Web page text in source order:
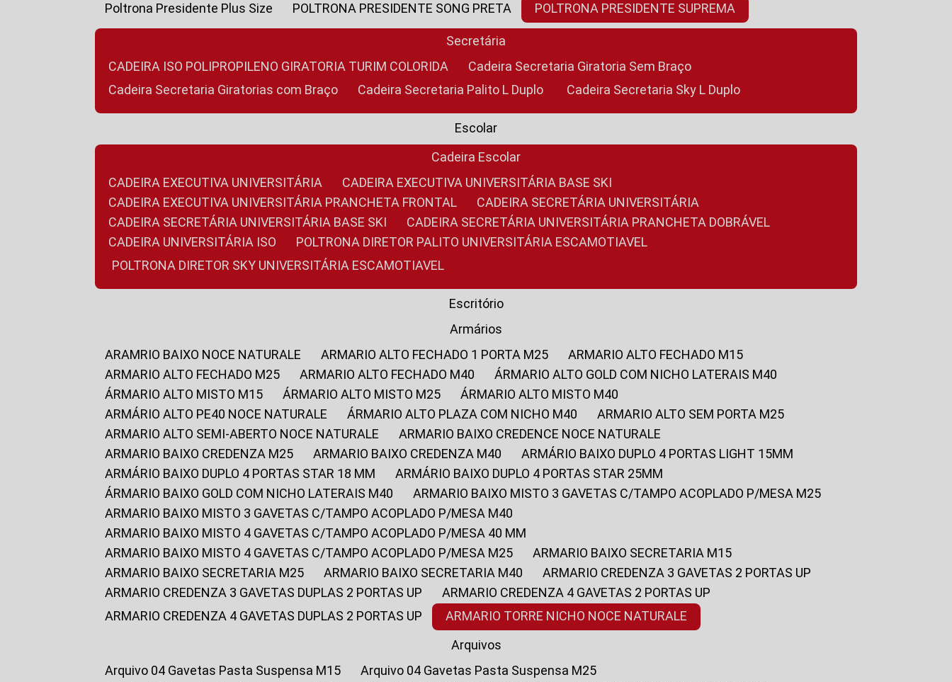
Poltrona Presidente Plus Size
POLTRONA PRESIDENTE SONG PRETA POLTRONA PRESIDENTE SUPREMA
Secretária
CADEIRA ISO POLIPROPILENO GIRATORIA TURIM COLORIDA
Cadeira Secretaria Giratoria Sem Braço
Cadeira Secretaria Giratorias com Braço
Cadeira Secretaria Palito L Duplo Cadeira Secretaria Sky L Duplo
Escolar
Cadeira Escolar
CADEIRA EXECUTIVA UNIVERSITÁRIA
CADEIRA EXECUTIVA UNIVERSITÁRIA BASE SKI
CADEIRA EXECUTIVA UNIVERSITÁRIA PRANCHETA FRONTAL
CADEIRA SECRETÁRIA UNIVERSITÁRIA
CADEIRA SECRETÁRIA UNIVERSITÁRIA BASE SKI
CADEIRA SECRETÁRIA UNIVERSITÁRIA PRANCHETA DOBRÁVEL
CADEIRA UNIVERSITÁRIA ISO
POLTRONA DIRETOR PALITO UNIVERSITÁRIA ESCAMOTIAVEL
POLTRONA DIRETOR SKY UNIVERSITÁRIA ESCAMOTIAVEL
Escritório
Armários
ARAMRIO BAIXO NOCE NATURALE
ARMARIO ALTO FECHADO 1 PORTA M25
ARMARIO ALTO FECHADO M15
ARMARIO ALTO FECHADO M25
ARMARIO ALTO FECHADO M40
ÁRMARIO ALTO GOLD COM NICHO LATERAIS M40
ÁRMARIO ALTO MISTO M15
ÁRMARIO ALTO MISTO M25
ÁRMARIO ALTO MISTO M40
ARMÁRIO ALTO PE40 NOCE NATURALE
ÁRMARIO ALTO PLAZA COM NICHO M40
ARMARIO ALTO SEM PORTA M25
ARMARIO ALTO SEMI-ABERTO NOCE NATURALE
ARMARIO BAIXO CREDENCE NOCE NATURALE
ARMARIO BAIXO CREDENZA M25
ARMARIO BAIXO CREDENZA M40
ARMÁRIO BAIXO DUPLO 4 PORTAS LIGHT 15MM
ARMÁRIO BAIXO DUPLO 4 PORTAS STAR 18 MM
ARMÁRIO BAIXO DUPLO 4 PORTAS STAR 25MM
ÁRMARIO BAIXO GOLD COM NICHO LATERAIS M40
ARMARIO BAIXO MISTO 3 GAVETAS C/TAMPO ACOPLADO P/MESA M25
ARMARIO BAIXO MISTO 3 GAVETAS C/TAMPO ACOPLADO P/MESA M40
ARMARIO BAIXO MISTO 4 GAVETAS C/TAMPO ACOPLADO P/MESA 40 MM
ARMARIO BAIXO MISTO 4 GAVETAS C/TAMPO ACOPLADO P/MESA M25
ARMARIO BAIXO SECRETARIA M15
ARMARIO BAIXO SECRETARIA M25
ARMARIO BAIXO SECRETARIA M40
ARMARIO CREDENZA 3 GAVETAS 2 PORTAS UP
ARMARIO CREDENZA 3 GAVETAS DUPLAS 2 PORTAS UP
ARMARIO CREDENZA 4 GAVETAS 2 PORTAS UP
ARMARIO CREDENZA 4 GAVETAS DUPLAS 2 PORTAS UP
ARMARIO TORRE NICHO NOCE NATURALE
Arquivos
Arquivo 04 Gavetas Pasta Suspensa M15
Arquivo 04 Gavetas Pasta Suspensa M25